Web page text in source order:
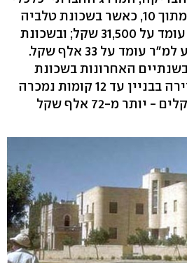
בשתי השכונות הוא 7 מתוך 10, כאשר בשכונת טלביה
המחיר הממוצע למ"ר עומד על 31,500 שקל; ובשכונת
רחביה המחיר הממוצע למ"ר עומד על 33 אלף שקל.
האחרונות בשכונת
טלביה הייתה כאשר דירה בבניין עד 12 קומות נמכרה
תמורת 14.47 מיליון שקלים - יותר מ-72 אלף שקל